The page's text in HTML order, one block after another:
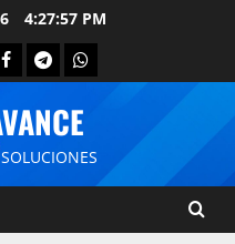
4:27:57 PM